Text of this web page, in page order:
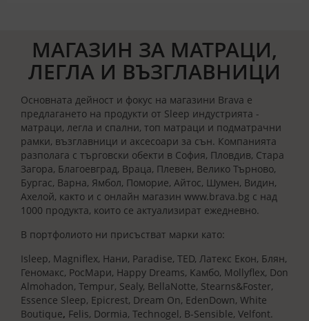
МАГАЗИН ЗА МАТРАЦИ,
ЛЕГЛА И ВЪЗГЛАВНИЦИ
Основната дейност и фокус на магазини Brava е
предлагането на продукти от Sleep индустрията -
матраци, легла и спални, топ матраци и подматрачни
рамки, възглавници и аксесоари за сън. Компанията
разполага с търговски обекти в София, Пловдив, Стара
Загора, Благоевград, Враца, Плевен, Велико Търново,
Бургас, Варна, Ямбол, Поморие, Айтос, Шумен, Видин,
Ахелой, както и с онлайн магазин www.brava.bg с над
1000 продукта, които се актуализират ежедневно.
В портфолиото ни присъстват марки като:
Isleep, Magniflex, Нани, Paradise, TED, Латекс Екон, Блян,
Геномакс, РосМари, Happy Dreams, Камбо, Mollyflex, Don
Almohadon, Tempur, Sealy, BellaNotte, Stearns&Foster,
Essence Sleep, Epicrest, Dream On, EdenDown, White
Boutique, Felis, Dormia, Technogel, B-Sensible, Velfont.